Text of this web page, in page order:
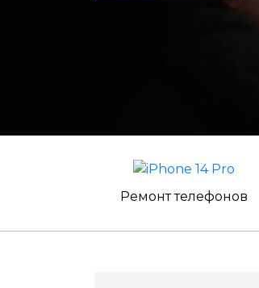
Ремонт телефонов